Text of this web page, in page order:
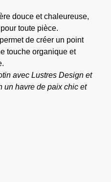
douce et chaleureuse,
toute pièce.
de créer un point
touche organique et
avec Lustres Design et
un havre de paix chic et